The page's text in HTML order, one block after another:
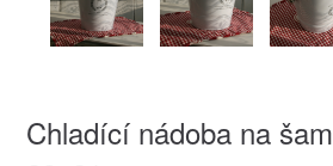
Chladící nádoba na